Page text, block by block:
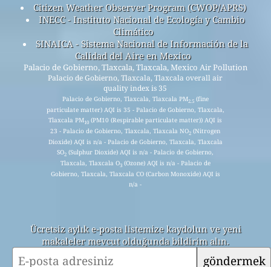
Citizen Weather Observer Program (CWOP/APRS)
INECC - Instituto Nacional de Ecología y Cambio
Climático
SINAICA - Sistema Nacional de Información de la
Calidad del Aire en Mexico
Palacio de Gobierno, Tlaxcala, Tlaxcala, Mexico Air Pollution
Palacio de Gobierno, Tlaxcala, Tlaxcala overall air
quality index is 35
Palacio de Gobierno, Tlaxcala, Tlaxcala PM2.5(fine
particulate matter) AQI is 35 - Palacio de Gobierno, Tlaxcala,
Tlaxcala PM10 (PM10 (Respirable particulate matter)) AQI is
23 - Palacio de Gobierno, Tlaxcala, Tlaxcala NO2 (Nitrogen
Dioxide) AQI is n/a - Palacio de Gobierno, Tlaxcala, Tlaxcala
SO2 (Sulphur Dioxide) AQI is n/a - Palacio de Gobierno,
Tlaxcala, Tlaxcala O3(Ozone) AQI is n/a - Palacio de
Gobierno, Tlaxcala, Tlaxcala CO (Carbon Monoxide) AQI is
n/a -
Ücretsiz aylık e-posta listemize kaydolun ve yeni
makaleler mevcut olduğunda bildirim alın.
göndermek